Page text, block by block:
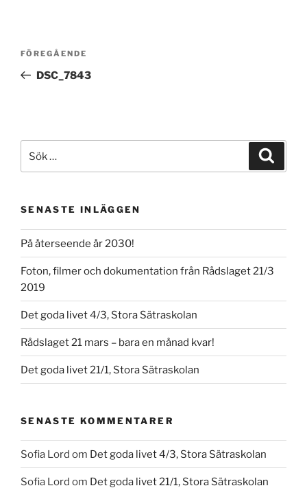
Inläggsnavigering
Föregående
inlägg
FÖREGÅENDE
DSC_7843
efter:
SENASTE INLÄGGEN
På återseende år 2030!
Foton, filmer och dokumentation från Rådslaget 21/3
2019
Det goda livet 4/3, Stora Sätraskolan
Rådslaget 21 mars – bara en månad kvar!
Det goda livet 21/1, Stora Sätraskolan
SENASTE KOMMENTARER
Sofia Lord om Det goda livet 4/3, Stora Sätraskolan
Sofia Lord om Det goda livet 21/1, Stora Sätraskolan